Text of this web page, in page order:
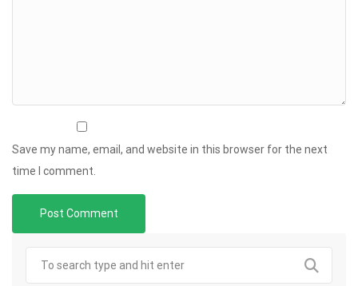
Save my name, email, and website in this browser for the next
time I comment.